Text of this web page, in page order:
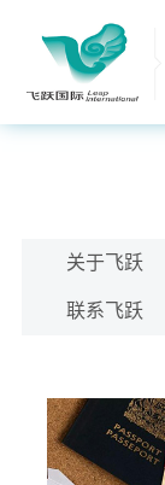
关于飞跃
联系飞跃